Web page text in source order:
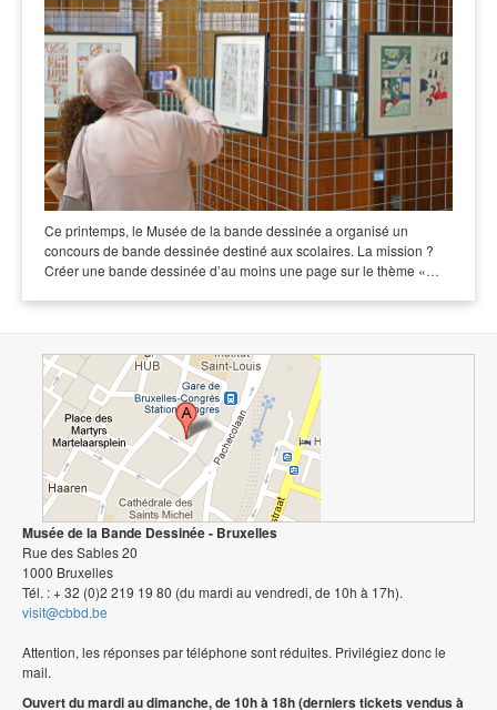
Ce printemps, le Musée de la bande dessinée a organisé un
concours de bande dessinée destiné aux scolaires. La mission ?
Créer une bande dessinée d’au moins une page sur le thème «…
Musée de la Bande Dessinée - Bruxelles
Rue des Sables 20
1000 Bruxelles
Tél. : + 32 (0)2 219 19 80 (du mardi au vendredi, de 10h à 17h).
visit@cbbd.be
Attention, les réponses par téléphone sont réduites. Privilégiez donc le
mail.
Ouvert du mardi au dimanche, de 10h à 18h (derniers tickets vendus à